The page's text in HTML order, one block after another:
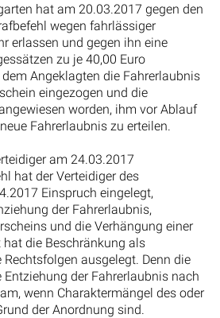
hat am 20.03.2017 gegen den
wegen fahrlässiger
erlassen und gegen ihn eine
zu je 40,00 Euro
Angeklagten die Fahrerlaubnis
eingezogen und die
worden, ihm vor Ablauf
Fahrerlaubnis zu erteilen.
am 24.03.2017
hat der Verteidiger des
Einspruch eingelegt,
der Fahrerlaubnis,
und die Verhängung einer
hat die Beschränkung als
ausgelegt. Denn die
der Fahrerlaubnis nach
wenn Charaktermängel des oder
der Anordnung sind.